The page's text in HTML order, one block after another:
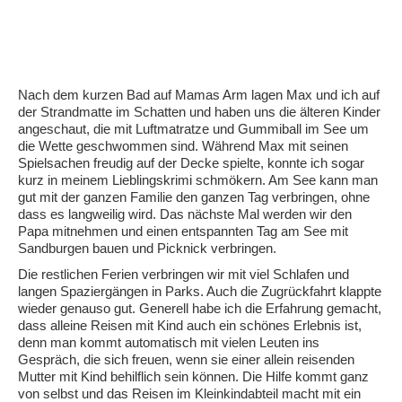
Nach dem kurzen Bad auf Mamas Arm lagen Max und ich auf
der Strandmatte im Schatten und haben uns die älteren Kinder
angeschaut, die mit Luftmatratze und Gummiball im See um
die Wette geschwommen sind. Während Max mit seinen
Spielsachen freudig auf der Decke spielte, konnte ich sogar
kurz in meinem Lieblingskrimi schmökern. Am See kann man
gut mit der ganzen Familie den ganzen Tag verbringen, ohne
dass es langweilig wird. Das nächste Mal werden wir den
Papa mitnehmen und einen entspannten Tag am See mit
Sandburgen bauen und Picknick verbringen.
Die restlichen Ferien verbringen wir mit viel Schlafen und
langen Spaziergängen in Parks. Auch die Zugrückfahrt klappte
wieder genauso gut. Generell habe ich die Erfahrung gemacht,
dass alleine Reisen mit Kind auch ein schönes Erlebnis ist,
denn man kommt automatisch mit vielen Leuten ins
Gespräch, die sich freuen, wenn sie einer allein reisenden
Mutter mit Kind behilflich sein können. Die Hilfe kommt ganz
von selbst und das Reisen im Kleinkindabteil macht mit ein